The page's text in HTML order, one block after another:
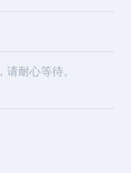
请耐心等待。